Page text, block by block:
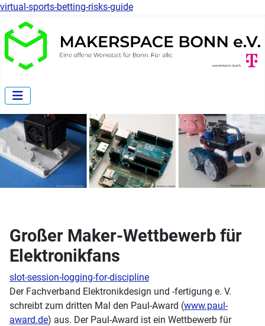
virtual-sports-betting-risks-guide
Großer Maker-Wettbewerb für
Elektronikfans
slot-session-logging-for-discipline
Der Fachverband Elektronikdesign und -fertigung e. V.
schreibt zum dritten Mal den Paul-Award (www.paul-
award.de) aus. Der Paul-Award ist ein Wettbewerb für